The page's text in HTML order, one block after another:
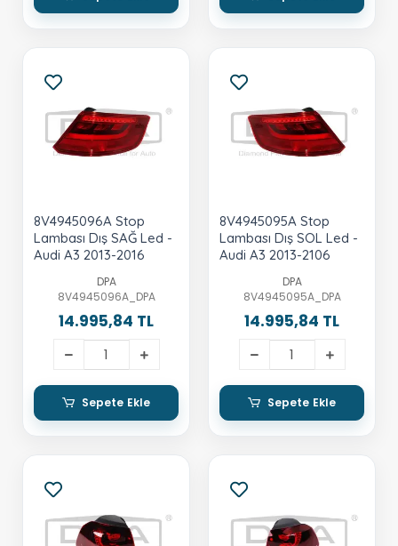
8V4945096A Stop
Lambası Dış SAĞ Led -
Audi A3 2013-2016
DPA
8V4945096A_DPA
14.995,84 TL
Sepete Ekle
8V4945095A Stop
Lambası Dış SOL Led -
Audi A3 2013-2106
DPA
8V4945095A_DPA
14.995,84 TL
Sepete Ekle